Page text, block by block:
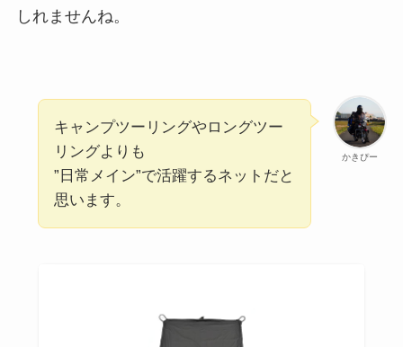
しれませんね。
かきぴー
キャンプツーリングやロングツー
リングよりも
”日常メイン”で活躍するネットだと
思います。